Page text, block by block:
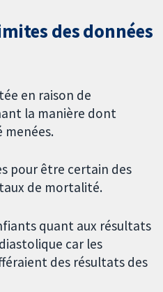
des données
en raison de
la manière dont
pour être certain des
de mortalité.
quant aux résultats
car les
des résultats des